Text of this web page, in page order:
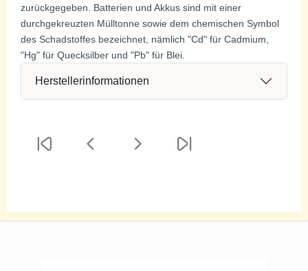
zurückgegeben. Batterien und Akkus sind mit einer
durchgekreuzten Mülltonne sowie dem chemischen Symbol
des Schadstoffes bezeichnet, nämlich "Cd" für Cadmium,
"Hg" für Quecksilber und "Pb" für Blei.
Herstellerinformationen